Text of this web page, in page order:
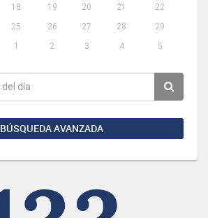
18 19 20 21
22
25 26 27 28
29
1 2 3 4 5
BÚSQUEDA AVANZADA